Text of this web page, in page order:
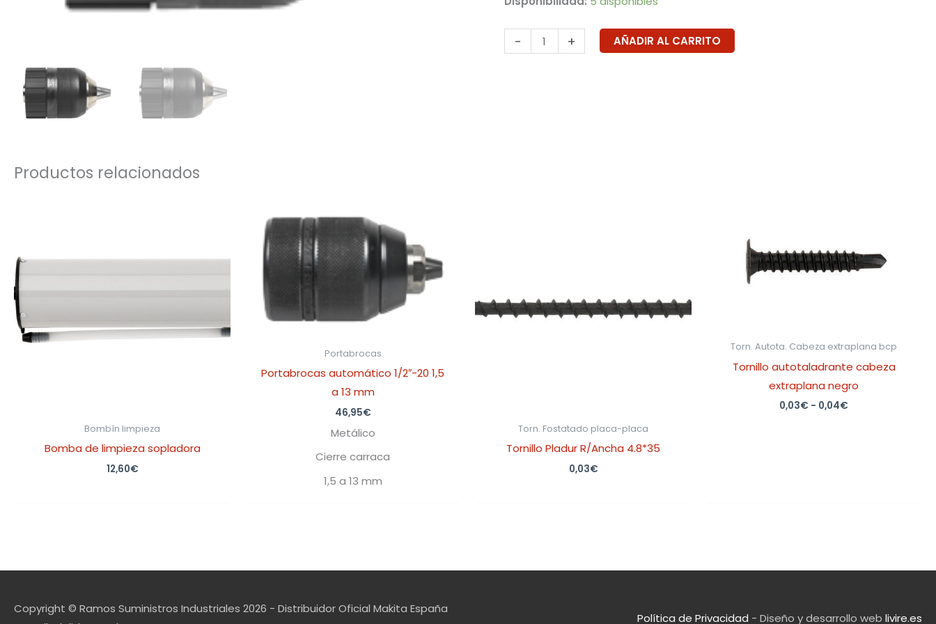
- + AÑADIR AL CARRITO
Productos relacionados
Bombín limpieza
Bomba de limpieza sopladora
12,60€
Portabrocas
Portabrocas automático 1/2″-20 1,5
a 13 mm
46,95€
Metálico
Cierre carraca
1,5 a 13 mm
Torn. Fostatado placa-placa
Tornillo Pladur R/Ancha 4.8*35
0,03€
Torn. Autota. Cabeza extraplana bcp
Tornillo autotaladrante cabeza
extraplana negro
0,03€ - 0,04€
0,03€
hasta
0,04€
Copyright © Ramos Suministros Industriales 2026 - Distribuidor Oficial Makita España
Política de Privacidad - Diseño y desarrollo web livire.es